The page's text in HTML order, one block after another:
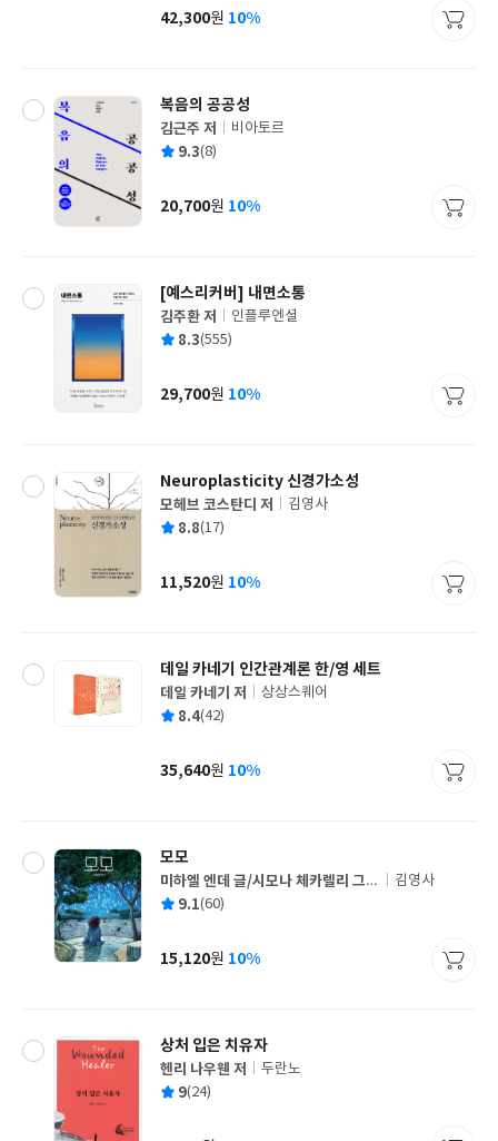
사
가
42,300원 10%
복음의 공공성
글
쓴
김근주 저
출
사
비아토르
평 9.3(8)
가
20,700원 10%
[예스리커버] 내면소통
글
쓴
김주환 저
출
사
인플루엔셜
평 8.3(555)
가
29,700원 10%
Neuroplasticity 신경가소성
글
쓴
모헤브 코스탄디 저
출
사
김영사
평 8.8(17)
가
11,520원 10%
데일 카네기 인간관계론 한/영 세트
글
쓴
데일 카네기 저
출
사
상상스퀘어
평 8.4(42)
가
35,640원 10%
모모
글
쓴
미하엘 엔데 글/시모나 체카렐리 그
림/김영진 역
출
사
김영사
평 9.1(60)
가
15,120원 10%
상처 입은 치유자
글
쓴
헨리 나우웬 저
출
두란노
평 9(24)